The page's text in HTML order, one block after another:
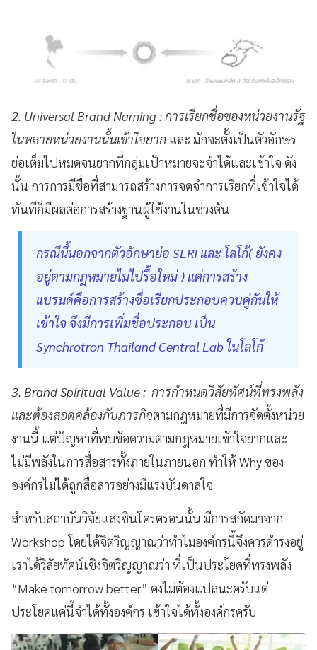
2. Universal Brand Naming : การเรียกชื่อของหน่วยงานรัฐ
ในหลายหน่วยงานนั้นเข้าใจยาก และ มักจะตั้งเป็นตัวอักษร
ย่อเต็มไปหมดจนยากที่กลุ่มเป้าหมายจะจำได้และเข้าใจ ดัง
นั้น การการมีชื่อที่สามารถสร้างการจดจำการเรียกที่เข้าใจได้
ทันทีก็มีผลต่อการสร้างฐานผู้ใช้งานในช่วงต้น
กรณีนี้นอกจากตัวอักษาย่อ SLRI และ โลโก้( ยังคง
อยู่ตามกฎหมายไม่ไปรื้อใหม่ ) แต่การสร้าง
แบรนด์คือการสร้างชื่อเรียกประกอบควบคู่กันให้
เข้าใจ จึงมีการเพิ่มชื่อประกอบ เป็น
Synchrotron Thailand Central Lab ในโลโก้
3. Brand Spiritual Value : การกำหนดวิสัยทัศน์ที่ทรงพลัง
และต้องสอดคล้องกับภารกิจตามกฎหมายที่มีการจัดตั้งหน่วย
งานนี้ แต่ปัญหาที่พบข้อความตามกฎหมายเข้าใจยากและ
ไม่มีพลังในการสื่อสารทั้งภายในภายนอก ทำให้ Why ของ
องค์กรไม่ได้ถูกสื่อสารอย่างมีแรงบันดาลใจ
สำหรับสถาบันวิจัยแสงซินโครตรอนนั้น มีการสกัดมาจาก
Workshop โดยได้จิตวิญญาณว่าทำไมองค์กรนี้จึงควรดำรงอยู่
เราได้วิสัยทัศน์เชิงจิตวิญญาณว่า ที่เป็นประโยคที่ทรงพลัง
“Make tomorrow better” คงไม่ต้องแปลนะครับแต่
ประโยคแค่นี้จำได้ทั้งองค์กร เข้าใจได้ทั้งองค์กรครับ